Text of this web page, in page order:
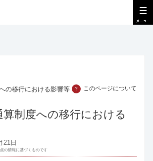
の移行における影響等
？ このページについて
算制度への移行における
21日
の情報に基づくものです